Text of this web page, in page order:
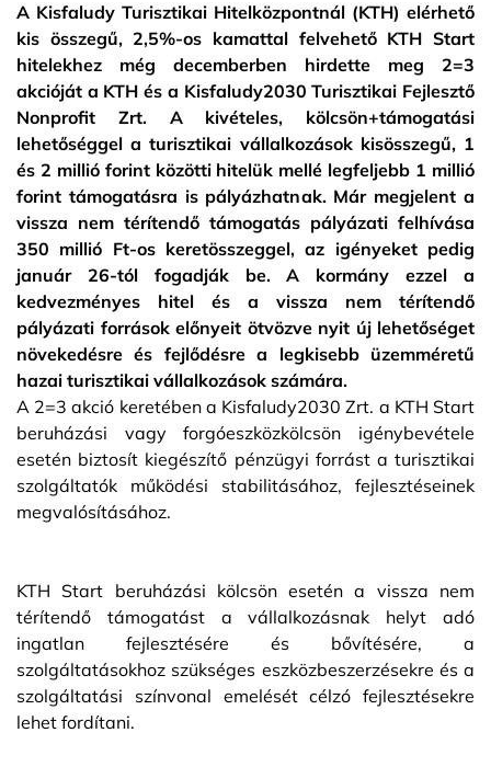
A Kisfaludy Turisztikai Hitelközpontnál (KTH) elérhető
kis összegű, 2,5%-os kamattal felvehető KTH Start
hitelekhez még decemberben hirdette meg 2=3
akcióját a KTH és a Kisfaludy2030 Turisztikai Fejlesztő
Nonprofit Zrt. A kivételes, kölcsön+támogatási
lehetőséggel a turisztikai vállalkozások kisösszegű, 1
és 2 millió forint közötti hitelük mellé legfeljebb 1 millió
forint támogatásra is pályázhatnak. Már megjelent a
vissza nem térítendő támogatás pályázati felhívása
350 millió Ft-os keretösszeggel, az igényeket pedig
január 26-tól fogadják be. A kormány ezzel a
kedvezményes hitel és a vissza nem térítendő
pályázati források előnyeit ötvözve nyit új lehetőséget
növekedésre és fejlődésre a legkisebb üzemméretű
hazai turisztikai vállalkozások számára.
A 2=3 akció keretében a Kisfaludy2030 Zrt. a KTH Start
beruházási vagy forgóeszközkölcsön igénybevétele
esetén biztosít kiegészítő pénzügyi forrást a turisztikai
szolgáltatók működési stabilitásához, fejlesztéseinek
megvalósításához.
KTH Start beruházási kölcsön esetén a vissza nem
térítendő támogatást a vállalkozásnak helyt adó
ingatlan fejlesztésére és bővítésére, a
szolgáltatásokhoz szükséges eszközbeszerzésekre és a
szolgáltatási színvonal emelését célzó fejlesztésekre
lehet fordítani.